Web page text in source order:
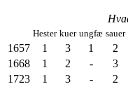
Hester kuer ungfæ sauer
1657 1 3 1 2
1668
1 2 - 3
1723
1 3 - 2